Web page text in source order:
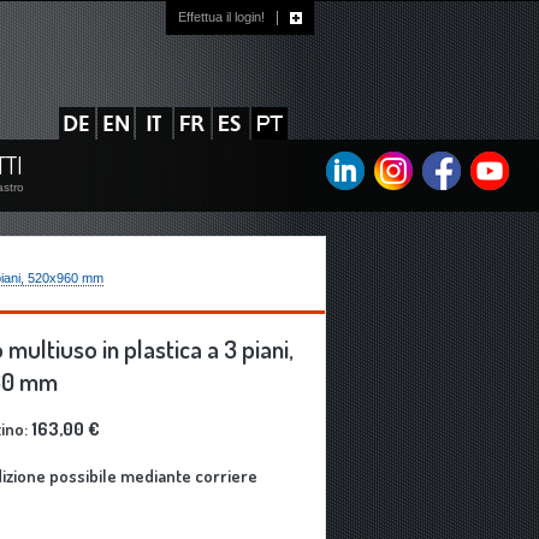
Effettua il login!
520x960 mm
multiuso in plastica a 3 piani,
mm
163,00 €
possibile mediante corriere